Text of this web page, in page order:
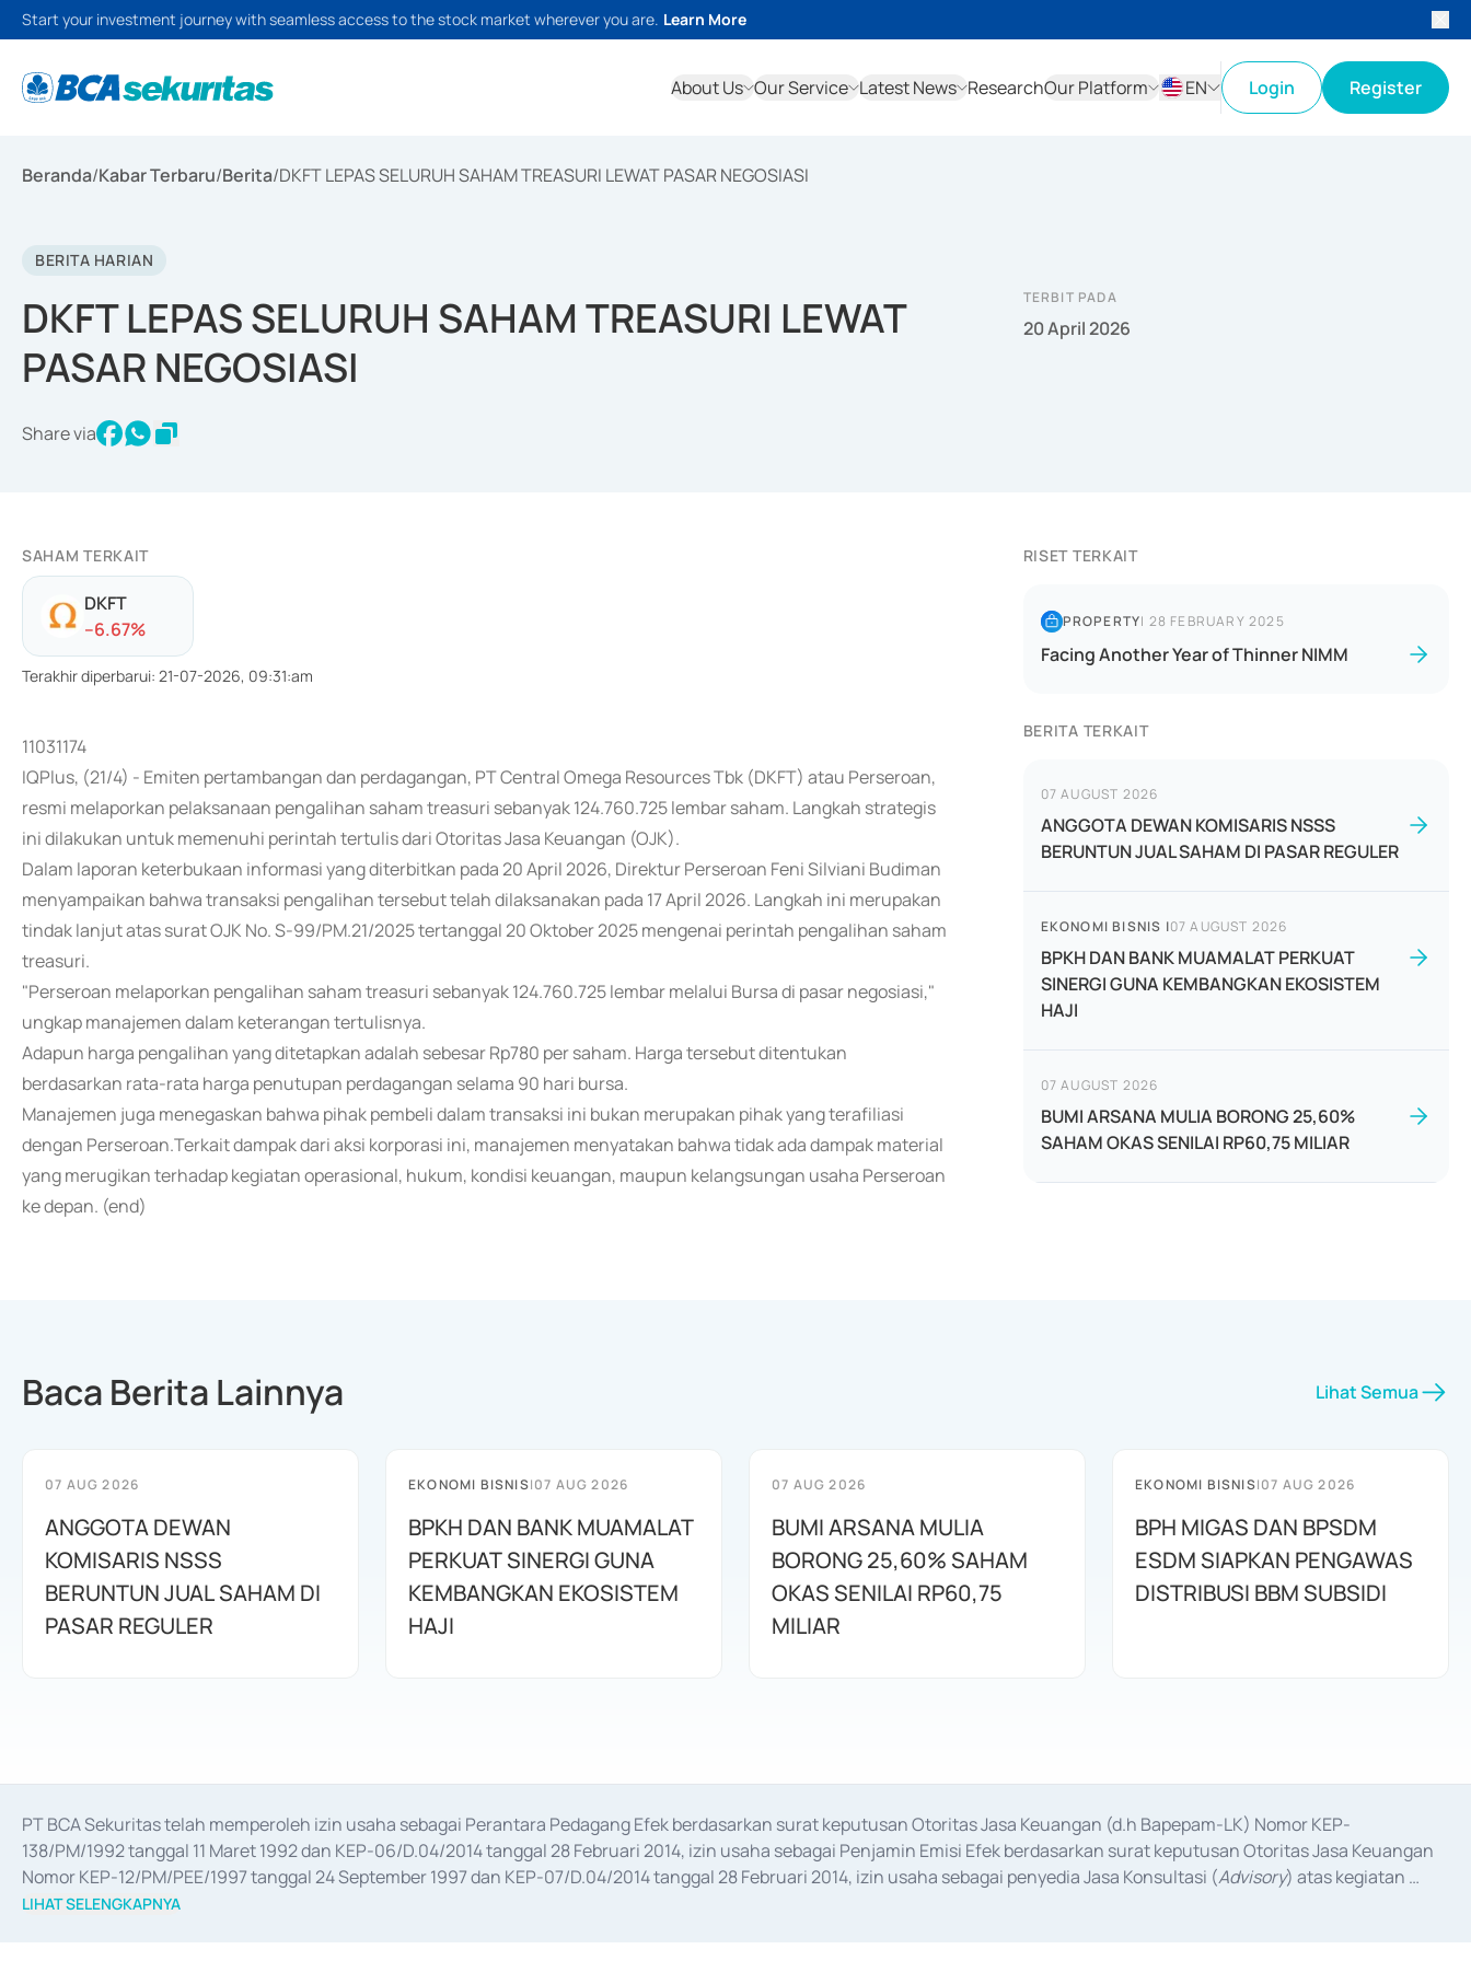
Start your investment journey with seamless access to the stock market wherever you are. Learn More
About Us Our Service Latest News ResearchOur Platform
EN
Login Register
Beranda/Kabar Terbaru/Berita/DKFT LEPAS SELURUH SAHAM TREASURI LEWAT PASAR NEGOSIASI
BERITA HARIAN
DKFT LEPAS SELURUH SAHAM TREASURI LEWAT
PASAR NEGOSIASI
Share via
TERBIT PADA
20 April 2026
SAHAM TERKAIT
DKFT
--6.67%
Terakhir diperbarui: 21-07-2026, 09:31:am
11031174
IQPlus, (21/4) - Emiten pertambangan dan perdagangan, PT Central Omega Resources Tbk (DKFT) atau Perseroan,
resmi melaporkan pelaksanaan pengalihan saham treasuri sebanyak 124.760.725 lembar saham. Langkah strategis
ini dilakukan untuk memenuhi perintah tertulis dari Otoritas Jasa Keuangan (OJK).
Dalam laporan keterbukaan informasi yang diterbitkan pada 20 April 2026, Direktur Perseroan Feni Silviani Budiman
menyampaikan bahwa transaksi pengalihan tersebut telah dilaksanakan pada 17 April 2026. Langkah ini merupakan
tindak lanjut atas surat OJK No. S-99/PM.21/2025 tertanggal 20 Oktober 2025 mengenai perintah pengalihan saham
treasuri.
"Perseroan melaporkan pengalihan saham treasuri sebanyak 124.760.725 lembar melalui Bursa di pasar negosiasi,"
ungkap manajemen dalam keterangan tertulisnya.
Adapun harga pengalihan yang ditetapkan adalah sebesar Rp780 per saham. Harga tersebut ditentukan
berdasarkan rata-rata harga penutupan perdagangan selama 90 hari bursa.
Manajemen juga menegaskan bahwa pihak pembeli dalam transaksi ini bukan merupakan pihak yang terafiliasi
dengan Perseroan.Terkait dampak dari aksi korporasi ini, manajemen menyatakan bahwa tidak ada dampak material
yang merugikan terhadap kegiatan operasional, hukum, kondisi keuangan, maupun kelangsungan usaha Perseroan
ke depan. (end)
RISET TERKAIT
PROPERTY| 28 FEBRUARY 2025
Facing Another Year of Thinner NIMM
BERITA TERKAIT
07 AUGUST 2026
ANGGOTA DEWAN KOMISARIS NSSS
BERUNTUN JUAL SAHAM DI PASAR REGULER
EKONOMI BISNIS |07 AUGUST 2026
BPKH DAN BANK MUAMALAT PERKUAT
SINERGI GUNA KEMBANGKAN EKOSISTEM
HAJI
07 AUGUST 2026
BUMI ARSANA MULIA BORONG 25,60%
SAHAM OKAS SENILAI RP60,75 MILIAR
Baca Berita Lainnya Lihat Semua
07 AUG 2026
ANGGOTA DEWAN
KOMISARIS NSSS
BERUNTUN JUAL SAHAM DI
PASAR REGULER
EKONOMI BISNIS|07 AUG 2026
BPKH DAN BANK MUAMALAT
PERKUAT SINERGI GUNA
KEMBANGKAN EKOSISTEM
HAJI
07 AUG 2026
BUMI ARSANA MULIA
BORONG 25,60% SAHAM
OKAS SENILAI RP60,75
MILIAR
EKONOMI BISNIS|07 AUG 2026
BPH MIGAS DAN BPSDM
ESDM SIAPKAN PENGAWAS
DISTRIBUSI BBM SUBSIDI
PT BCA Sekuritas telah memperoleh izin usaha sebagai Perantara Pedagang Efek berdasarkan surat keputusan Otoritas Jasa Keuangan (d.h Bapepam-LK) Nomor KEP-
138/PM/1992 tanggal 11 Maret 1992 dan KEP-06/D.04/2014 tanggal 28 Februari 2014, izin usaha sebagai Penjamin Emisi Efek berdasarkan surat keputusan Otoritas Jasa Keuangan
Nomor KEP-12/PM/PEE/1997 tanggal 24 September 1997 dan KEP-07/D.04/2014 tanggal 28 Februari 2014, izin usaha sebagai penyedia Jasa Konsultasi (Advisory) atas kegiatan
merger, akuisisi, divestasi, dan
LIHAT SELENGKAPNYA